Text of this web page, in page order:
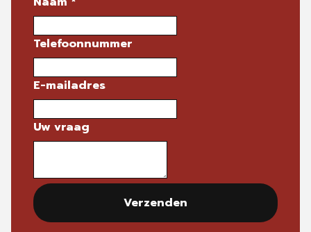
Telefoonnummer
E-mailadres
Uw vraag
Verzenden